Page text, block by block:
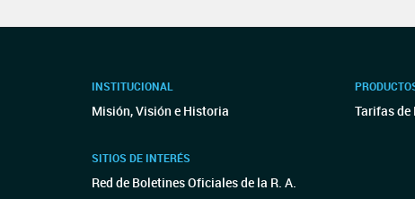
INSTITUCIONAL
Misión, Visión e Historia
SITIOS DE INTERÉS
Red de Boletines Oficiales de la R. A.
Tarifas